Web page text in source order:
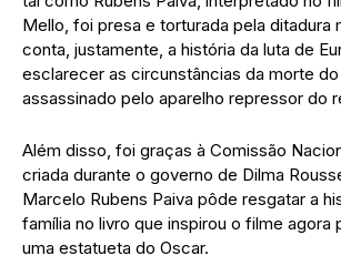
Mello, foi presa e torturada pela ditadura
conta, justamente, a história da luta de
esclarecer as circunstâncias da morte do
assassinado pelo aparelho repressor do
Além disso, foi graças à Comissão
criada durante o governo de Dilma
Marcelo Rubens Paiva pôde resgatar a
família no livro que inspirou o filme agora
uma estatueta do Oscar.